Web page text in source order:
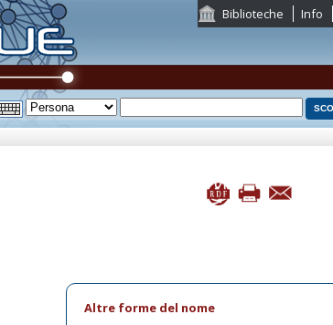
Biblioteche Info
Altre forme del nome